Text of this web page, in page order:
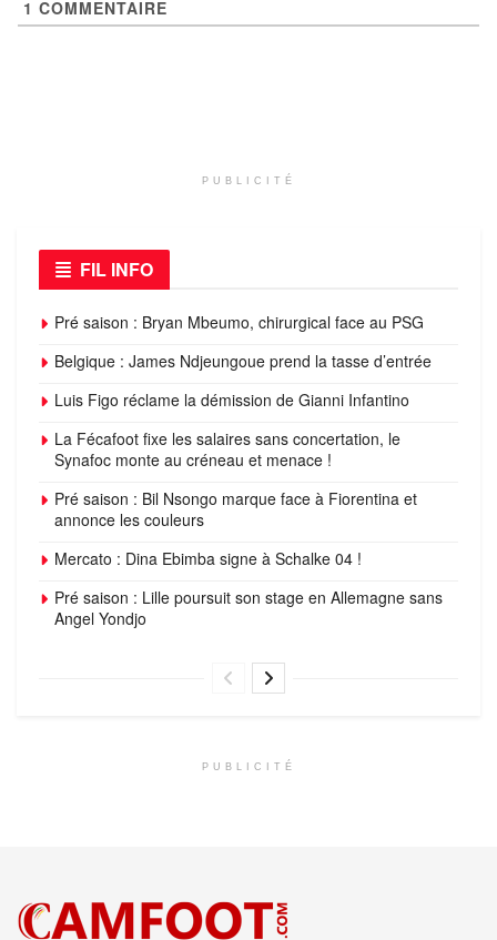
1 COMMENTAIRE
PUBLICITÉ
FIL INFO
Pré saison : Bryan Mbeumo, chirurgical face au PSG
Belgique : James Ndjeungoue prend la tasse d’entrée
Luis Figo réclame la démission de Gianni Infantino
La Fécafoot fixe les salaires sans concertation, le
Synafoc monte au créneau et menace !
Pré saison : Bil Nsongo marque face à Fiorentina et
annonce les couleurs
Mercato : Dina Ebimba signe à Schalke 04 !
Pré saison : Lille poursuit son stage en Allemagne sans
Angel Yondjo
PUBLICITÉ